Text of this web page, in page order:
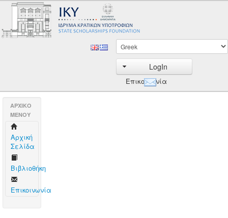
LogIn
Επικοινωνία
AΡΧΙΚΟ
ΜΕΝΟΥ
Aρχική
Σελίδα
Βιβλιοθήκη
Επικοινωνία